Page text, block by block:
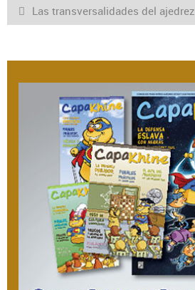
Las transversalidades del ajedrez